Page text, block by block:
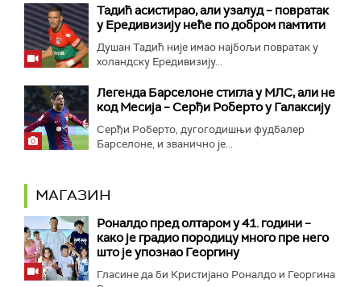
Тадић асистирао, али узалуд – повратак
у Ередивизију неће по добром памтити
Душан Тадић није имао најбољи повратак у
холандску Ередивизију...
Легенда Барселоне стигла у МЛС, али не
код Месија – Серђи Роберто у Галаксију
Серђи Роберто, дугогодишњи фудбалер
Барселоне, и званично је...
МАГАЗИН
Роналдо пред олтаром у 41. години –
како је градио породицу много пре него
што је упознао Георгину
Гласине да би Кристијано Роналдо и Георгина